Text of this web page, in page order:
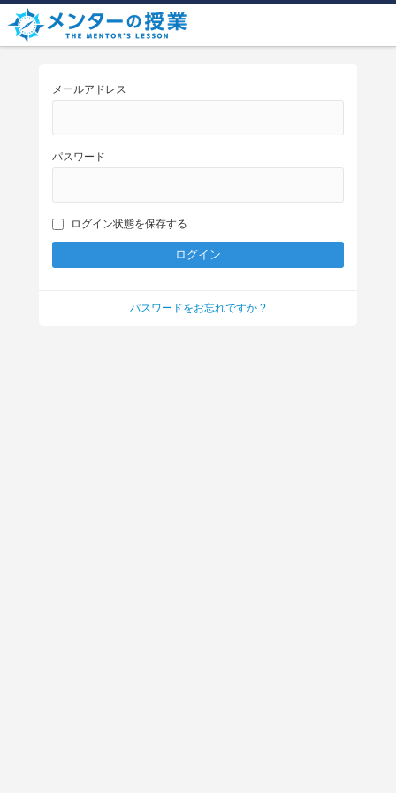
メールアドレス
パスワード
ログイン状態を保存する
パスワードをお忘れですか ?